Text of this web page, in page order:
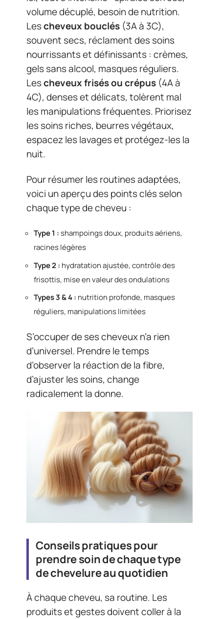
volume décuplé, besoin de nutrition.
Lescheveux bouclés (3A à 3C),
souvent secs, réclament des soins
nourrissants et définissants : crèmes,
gels sans alcool, masques réguliers.
Lescheveux frisés ou crépus (4A à
4C), denses et délicats, tolèrent mal
les manipulations fréquentes. Priorisez
les soins riches, beurres végétaux,
espacez les lavages et protégez-les la
nuit.
Pour résumer les routines adaptées,
voici un aperçu des points clés selon
chaque type de cheveu :
Type 1 :shampoings doux, produits aériens,
racines légères
Type 2 : hydratation ajustée, contrôle des
frisottis, mise en valeur des ondulations
Types 3 & 4 : nutrition profonde, masques
réguliers, manipulations limitées
S’occuper de ses cheveux n’a rien
d’universel. Prendre le temps
d’observer la réaction de la fibre,
d’ajuster les soins, change
radicalement la donne.
Conseils pratiques pour
prendre soin de chaque type
de chevelure au quotidien
À chaque cheveu, sa routine. Les
produits et gestes doivent coller à la